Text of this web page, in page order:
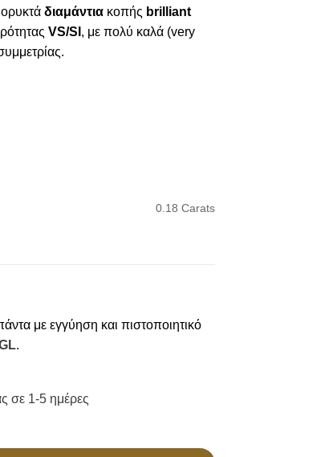
διαμάντια κοπής brilliant
VS/SI , με πολύ καλά (very
0.18 Carats
με εγγύηση και πιστοποιητικό
.